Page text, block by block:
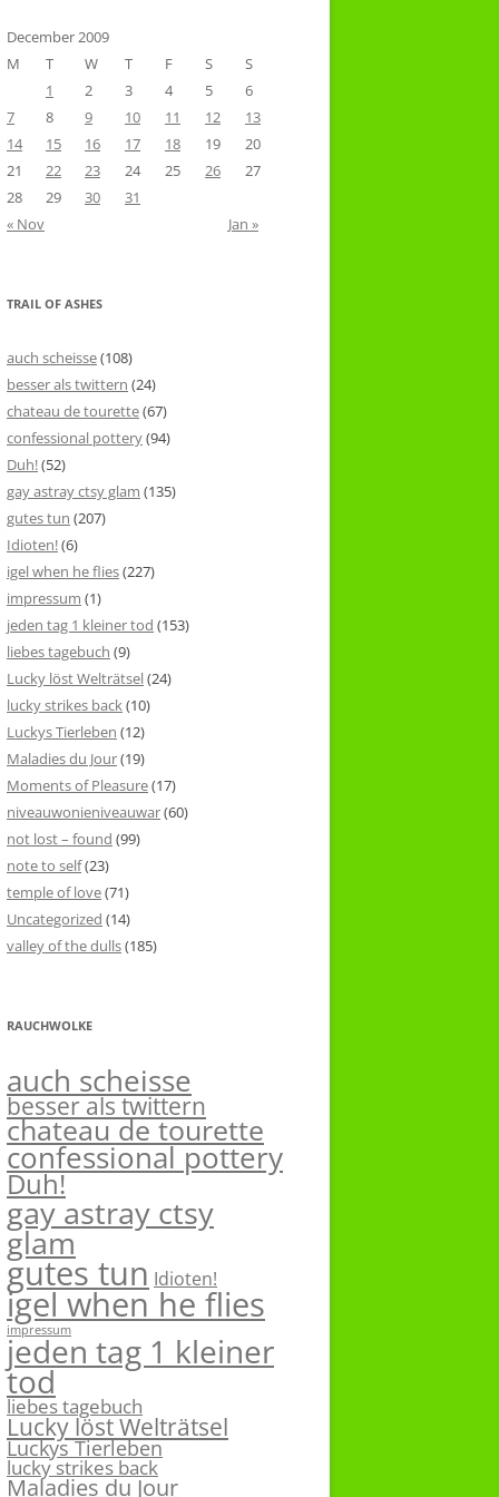
December 2009
M
T W T F S
S
1
2 3 4 5
6
7
8 9 10 11 12
13
14
15 16 17 18 19
20
21
22 23 24 25 26
27
28
29 30
31
« Nov
Jan »
TRAIL OF ASHES
auch scheisse(108)
besser als twittern (24)
chateau de tourette(67)
confessional pottery(94)
Duh!(52)
gay astray ctsy glam (135)
gutes tun (207)
Idioten!(6)
igel when he flies(227)
impressum (1)
jeden tag 1 kleiner tod (153)
liebes tagebuch (9)
Lucky löst Welträtsel(24)
lucky strikes back(10)
Luckys Tierleben (12)
Maladies du Jour(19)
Moments of Pleasure(17)
niveauwonieniveauwar(60)
not lost – found (99)
note to self(23)
temple of love(71)
Uncategorized (14)
valley of the dulls(185)
RAUCHWOLKE
auch scheisse
besser als twittern
chateau de tourette
confessional pottery
Duh!
gay astray ctsy
glam
gutes tun Idioten!
igel when he flies
impressum
jeden tag 1 kleiner
tod
liebes tagebuch
Lucky löst Welträtsel
Luckys Tierleben
lucky strikes back
Maladies du Jour